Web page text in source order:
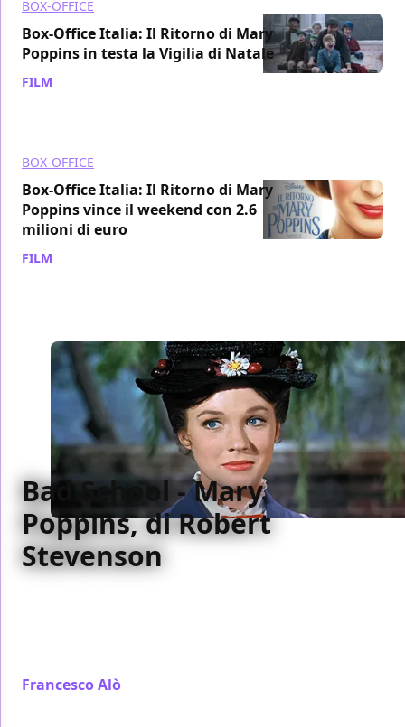
BOX-OFFICE
Box-Office Italia: Il Ritorno di Mary
Poppins in testa la Vigilia di Natale
FILM
BOX-OFFICE
Box-Office Italia: Il Ritorno di Mary
Poppins vince il weekend con 2.6
milioni di euro
FILM
Bad School - Mary
Poppins, di Robert
Stevenson
Francesco Alò